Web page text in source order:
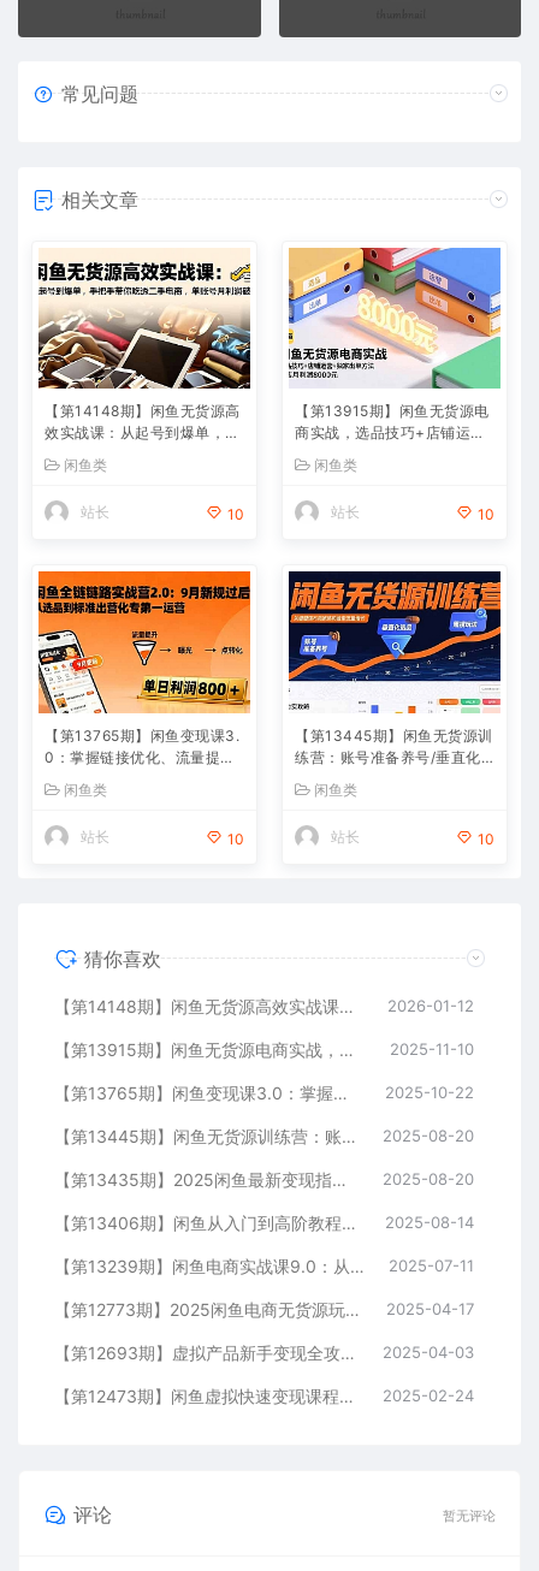
常见问题
相关文章
【第14148期】闲鱼无货源高
效实战课：从起号到爆单，手
把手带你吃透二手电商，单账
号月利润破万
闲鱼类
站长 10
【第13915期】闲鱼无货源电
商实战，选品技巧+店铺运营
+独家出单方法，单店月利润8
000元
闲鱼类
站长 10
【第13765期】闲鱼变现课3.
0：掌握链接优化、流量提
+
闲鱼类
站长 10
【第13445期】闲鱼无货源训
练营：账号准备养号/垂直化
盈利指南
闲鱼类
站长 10
猜你喜欢
【第14148期】闲鱼无货源高效实战课：从起号到爆单，手把手带你吃透二手电商，单账号月利润破万 2026-01-12
【第13915期】闲鱼无货源电商实战，选品技巧+店铺运营+独家出单方法，单店月利润8000元 2025-11-10
【第13765期】闲鱼变现课3.0：掌握链接优化、流量提升、商业变现，单日利润800+ 2025-10-22
【第13445期】闲鱼无货源训练营：账号准备养号/垂直化选品/黑搜玩法，0基础30天盈利指南 2025-08-20
【第13435期】2025闲鱼最新变现指南：店铺搭建实操，爆款产品起号，全流程运营 2025-08-20
【第13406期】闲鱼从入门到高阶教程：0成本电商创业，掌握闲鱼卖货核心方法论与实战技巧 2025-08-14
【第13239期】闲鱼电商实战课9.0：从养号到爆单，权重提升秘籍，选品上架全流程 2025-07-11
【第12773期】2025闲鱼电商无货源玩法：轻松上手无需囤货，掌握核心技巧快速出单 2025-04-17
【第12693期】虚拟产品新手变现全攻略，选品技巧+爆单秘籍+营销书，打造高利润店铺 2025-04-03
【第12473期】闲鱼虚拟快速变现课程，开店、选品、优化一网打尽，助你每天变现50-300 2025-02-24
评论 暂无评论